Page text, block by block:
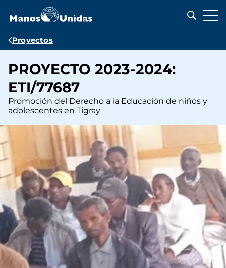
contenido
Ruta
navegación
Proyectos
PROYECTO 2023-2024:
ETI/77687
Promoción del Derecho a la Educación de niños y
adolescentes en Tigray